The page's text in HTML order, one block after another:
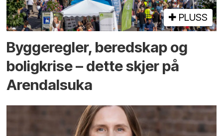
PLUSS
Bygge­regler, beredskap og
bolig­krise – dette skjer på
Arendals­uka